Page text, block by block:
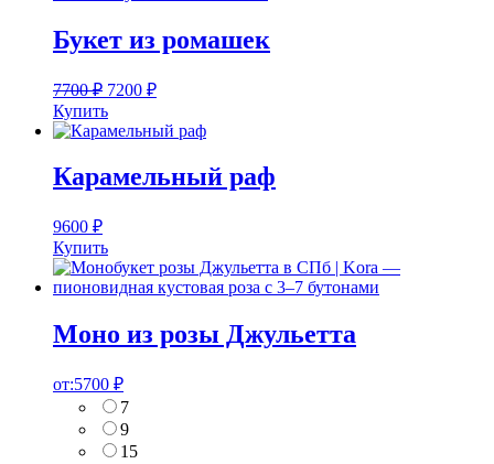
Букет из ромашек
7700₽ 7200 ₽
Купить
Карамельный раф
9600 ₽
Купить
Моно из розы Джульетта
от:5700 ₽
7
9
15